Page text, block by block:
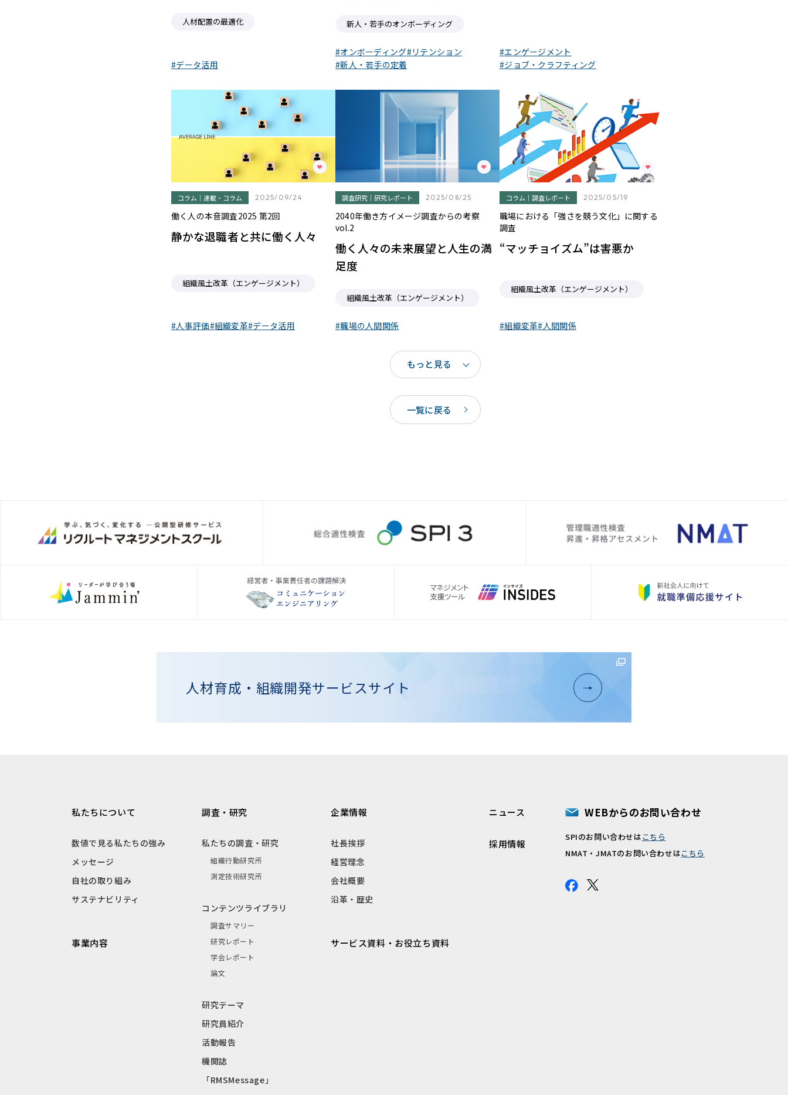
人材配置の最適化
データ活用
新人・若手のオンボーディング
オンボーディング リテンション
新人・若手の定着
エンゲージメント
ジョブ・クラフティング
コラム｜連載・コラム 2025/09/24
働く人の本音調査2025 第2回
静かな退職者と共に働く人々
組織風土改革（エンゲージメント）
人事評価 組織変革 データ活用
調査研究｜研究レポート 2025/08/25
2040年働き方イメージ調査からの考察
vol.2
働く人々の未来展望と人生の満
足度
組織風土改革（エンゲージメント）
職場の人間関係
コラム｜調査レポート 2025/05/19
職場における「強さを競う文化」に関する
調査
“マッチョイズム”は害悪か
組織風土改革（エンゲージメント）
組織変革 人間関係
もっと見る
一覧に戻る
人材育成・組織開発サービスサイト
私たちについて
数値で見る私たちの強み
メッセージ
自社の取り組み
サステナビリティ
事業内容
調査・研究
私たちの調査・研究
組織行動研究所
測定技術研究所
コンテンツライブラリ
調査サマリー
研究レポート
学会レポート
論文
研究テーマ
研究員紹介
活動報告
機関誌
「RMSMessage」
企業情報
社長挨拶
経営理念
会社概要
沿革・歴史
サービス資料・お役立ち資料
ニュース
採用情報
WEBからのお問い合わせ
SPIのお問い合わせは こちら
NMAT・JMATのお問い合わせはこちら